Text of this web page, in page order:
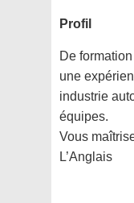
Profil
De
une
industrie
équipes.
Vous
L’Anglais